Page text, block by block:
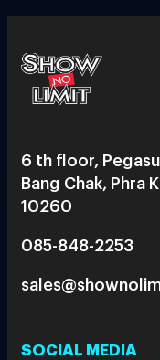
6 th floor,
Bang Chak, Phra
10260
085-848-2253
SOCIAL MEDIA